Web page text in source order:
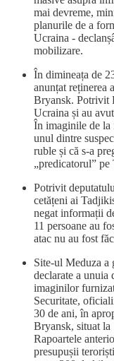
mai devreme,
planurile de a
Ucraina -
mobilizare.
În dimineața de
anunțat reținerea
Bryansk. Potrivit
Ucraina și au
În imaginile de la
unul dintre
ruble și că s-a
„predicatorul” pe
Potrivit
cetățeni ai
negat informații
11 persoane au
atac nu au fost
Site-ul Meduza a
declarate a unuia
imaginilor
Securitate,
30 de ani, în
Bryansk, situat
Rapoartele
presupușii